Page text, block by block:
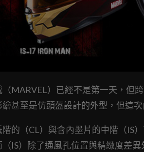
（MARVEL）已經不是第一天，但
繪甚至是仿頭盔設計的外型，但這
階的（CL）與含內墨片的中階（IS
IS）除了通風孔位置與精緻度差